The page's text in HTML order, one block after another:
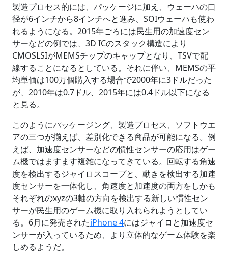
製造プロセス的には、パッケージに加え、ウェーハの口
径が6インチから8インチへと進み、SOIウェーハも使わ
れるようになる。2015年ごろには民生用の加速度セン
サーなどの例では、3D ICのスタック構造により
CMOSLSIがMEMSチップのキャップとなり、TSVで配
線することになるとしている。それに伴い、MEMSの平
均単価は100万個購入する場合で2000年に3ドルだった
が、2010年は0.7ドル、2015年には0.4ドル以下になる
と見る。
このようにパッケージング、製造プロセス、ソフトウエ
アの三つが揃えば、差別化できる商品が可能になる。例
えば、加速度センサーなどの慣性センサーの応用はゲー
ム機ではますます複雑になってきている。回転する角速
度を検出するジャイロスコープと、動きを検出する加速
度センサーを一体化し、角速度と加速度の両方をしかも
それぞれのxyzの3軸の方向を検出する新しい慣性セン
サーが民生用のゲーム機に取り入れられようとしてい
る。6月に発売されたiPhone 4にはジャイロと加速度セ
ンサーが入っているため、より立体的なゲーム体験を楽
しめるようだ。